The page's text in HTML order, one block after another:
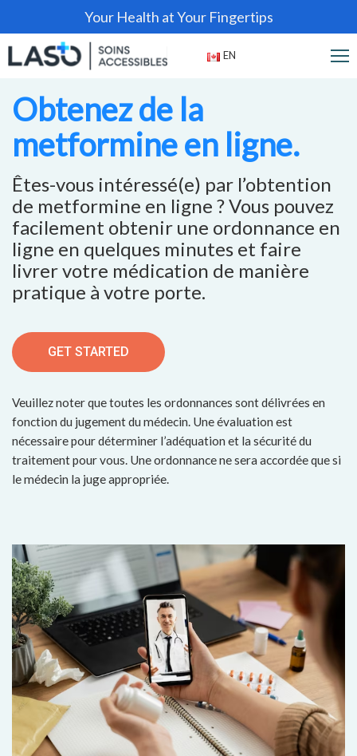
Your Health at Your Fingertips
EN
Obtenez de la
metformine en ligne.
Êtes-vous intéressé(e) par l’obtention
de metformine en ligne ? Vous pouvez
facilement obtenir une ordonnance en
ligne en quelques minutes et faire
livrer votre médication de manière
pratique à votre porte.
GET STARTED
Veuillez noter que toutes les ordonnances sont délivrées en
fonction du jugement du médecin. Une évaluation est
nécessaire pour déterminer l’adéquation et la sécurité du
traitement pour vous. Une ordonnance ne sera accordée que si
le médecin la juge appropriée.